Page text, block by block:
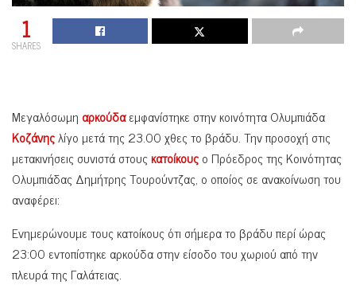
1
SHARES
Μεγαλόσωμη αρκούδαεμφανίστηκε στην κοινότητα Ολυμπιάδα
Κοζάνηςλίγο μετά της 23.00 χθες το βράδυ. Την προσοχή στις
μετακινήσεις συνιστά στουςκατοίκουςο Πρόεδρος της Κοινότητας
Ολυμπιάδας Δημήτρης Τουρούντζας, ο οποίος σε ανακοίνωση του
αναφέρει:
Ενημερώνουμε τους κατοίκους ότι σήμερα το βράδυ περί ώρας
23:00 εντοπίστηκε αρκούδα στην είσοδο του χωριού από την
πλευρά της Γαλάτειας.